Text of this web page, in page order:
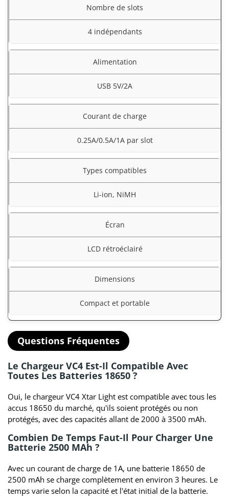
Nombre de slots
4 indépendants
Alimentation
USB 5V/2A
Courant de charge
0.25A/0.5A/1A par slot
Types compatibles
Li-ion, NiMH
Écran
LCD rétroéclairé
Dimensions
Compact et portable
Questions Fréquentes
Le Chargeur VC4 Est-Il Compatible Avec
Toutes Les Batteries 18650 ?
Oui, le chargeur VC4 Xtar Light est compatible avec tous les
accus 18650 du marché, qu'ils soient protégés ou non
protégés, avec des capacités allant de 2000 à 3500 mAh.
Combien De Temps Faut-Il Pour Charger Une
Batterie 2500 MAh ?
Avec un courant de charge de 1A, une batterie 18650 de
2500 mAh se charge complètement en environ 3 heures. Le
temps varie selon la capacité et l'état initial de la batterie.